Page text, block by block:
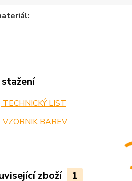
stažení
TECHNICKÝ LIST
VZORNIK BAREV
zboží 1